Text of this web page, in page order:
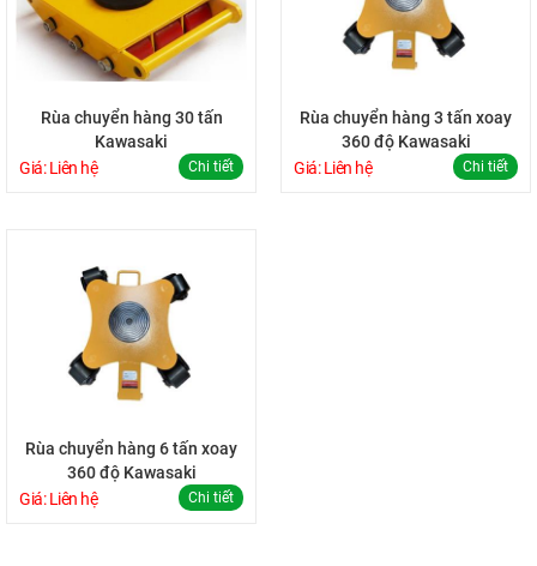
Rùa chuyển hàng 30 tấn
Kawasaki
Giá: Liên hệ
Chi tiết
Rùa chuyển hàng 3 tấn xoay
360 độ Kawasaki
Giá: Liên hệ
Chi tiết
Rùa chuyển hàng 6 tấn xoay
360 độ Kawasaki
Giá: Liên hệ
Chi tiết